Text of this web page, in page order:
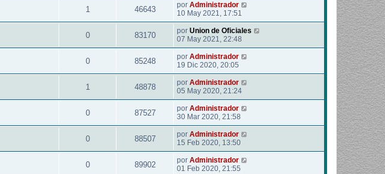
1 46643 por Administrador
10 May 2021, 17:51
0 83170 por Union de Oficiales
07 May 2021, 22:48
0 85248 por Administrador
19 Dic 2020, 20:05
1 48878 por Administrador
05 May 2020, 21:24
0 87527 por Administrador
30 Mar 2020, 21:58
0 88507 por Administrador
15 Feb 2020, 13:50
0 89902 por Administrador
01 Feb 2020, 21:55